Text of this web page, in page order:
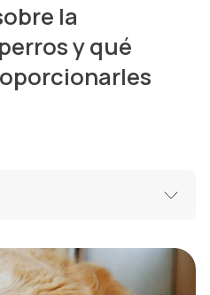
la
y qué